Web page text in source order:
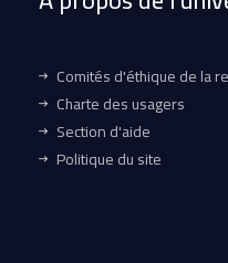
Comités d'éthique de la
Charte des usagers
Section d'aide
Politique du site